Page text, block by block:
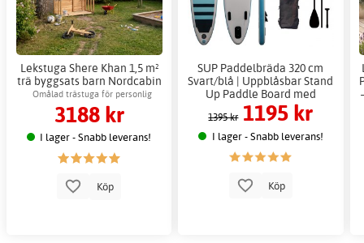
Lekstuga Shere Khan 1,5 m²
trä byggsats barn Nordcabin
Omålad trästuga för personlig
anpassning
3188 kr
I lager - Snabb leverans!
Köp
SUP Paddelbräda 320 cm
Svart/blå | Uppblåsbar Stand
Up Paddle Board med
tillbehör
1395 kr 1195 kr
I lager - Snabb leverans!
Köp